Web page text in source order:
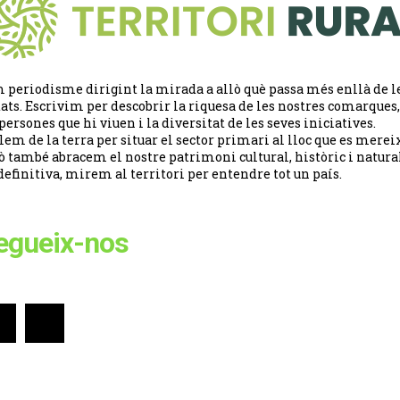
periodisme dirigint la mirada a allò què passa més enllà de
Escrivim per descobrir la riquesa de les nostres
que hi viuen i la diversitat de les seves iniciatives.
de la terra per situar el sector primari al lloc que es
també abracem el nostre patrimoni cultural, històric i
mirem al territori per entendre tot un país.
nos